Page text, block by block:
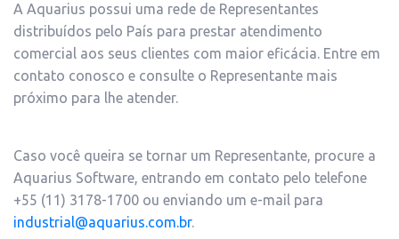
A Aquarius possui uma rede de Representantes
distribuídos pelo País para prestar atendimento
comercial aos seus clientes com maior eficácia. Entre em
contato conosco e consulte o Representante mais
próximo para lhe atender.
Caso você queira se tornar um Representante, procure a
Aquarius Software, entrando em contato pelo telefone
+55 (11) 3178-1700 ou enviando um e-mail para
industrial@aquarius.com.br.